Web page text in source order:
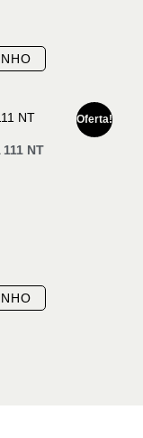
Oferta!
NT